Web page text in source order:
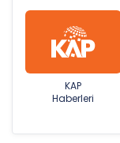
KAP
Haberleri